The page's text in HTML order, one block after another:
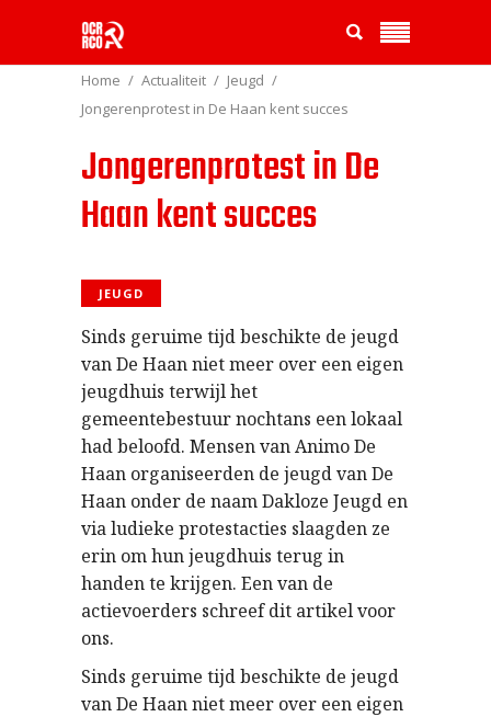
Home Actualiteit
Jeugd
Jongerenprotest in De Haan kent succes
Jongerenprotest in De
Haan kent succes
JEUGD
Sinds geruime tijd beschikte de jeugd
van De Haan niet meer over een eigen
jeugdhuis terwijl het
gemeentebestuur nochtans een lokaal
had beloofd. Mensen van Animo De
Haan organiseerden de jeugd van De
Haan onder de naam Dakloze Jeugd en
via ludieke protestacties slaagden ze
erin om hun jeugdhuis terug in
handen te krijgen. Een van de
actievoerders schreef dit artikel voor
ons.
Sinds geruime tijd beschikte de jeugd
van De Haan niet meer over een eigen